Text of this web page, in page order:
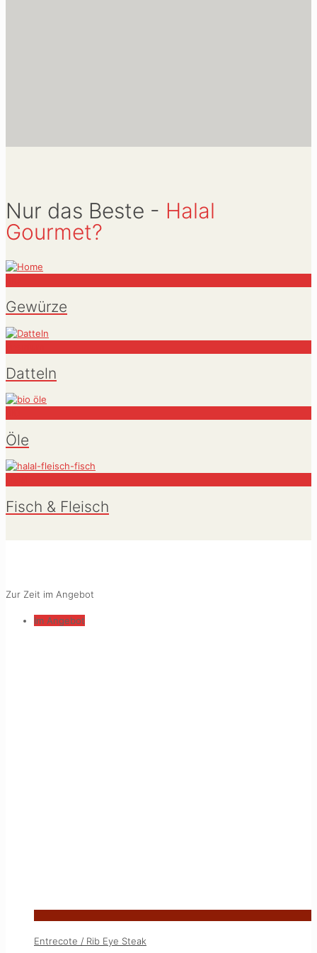
Nur das Beste - Halal
Gourmet?
Gewürze
Datteln
Öle
Fisch & Fleisch
Zur Zeit im Angebot
Im Angebot
Entrecote / Rib Eye Steak